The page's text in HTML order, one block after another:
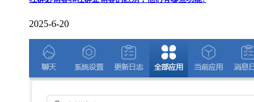
2025-6-20